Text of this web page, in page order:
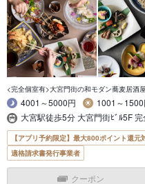
<完全個室有>大宮門街の和モダン蕎麦居酒屋
4001～5000円
1001～1500
大宮駅徒歩5分 大宮門街ﾋﾞﾙ5F
【アプリ予約限定】最大800ポイント還元
適格請求書発行事業者
クーポン